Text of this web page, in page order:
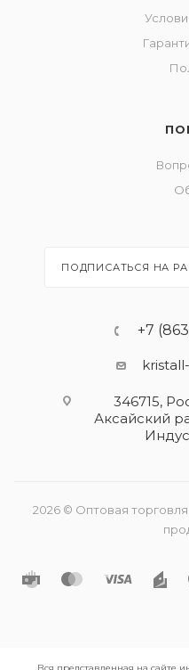
ПОДПИСАТЬСЯ НА
+7
346715,
Аксайский
2026 © Оптовая